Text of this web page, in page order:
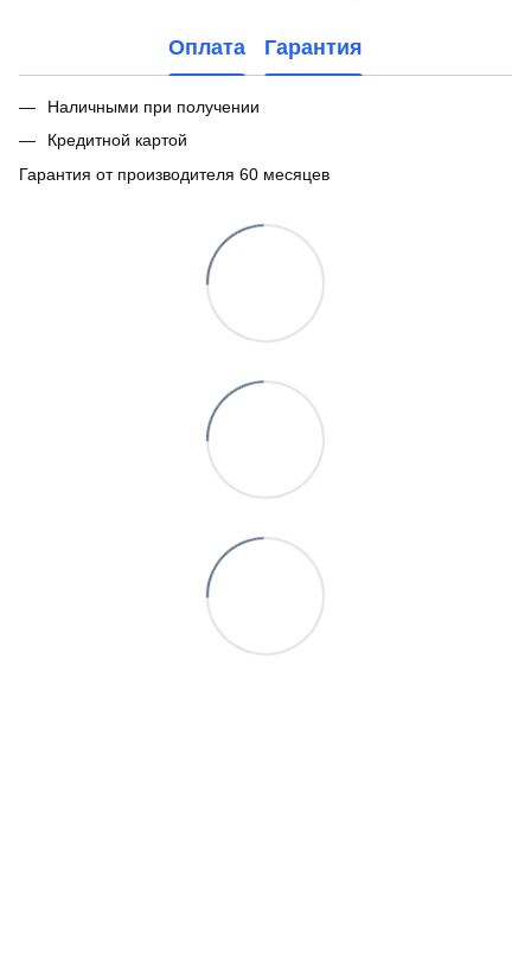
Оплата Гарантия
Наличными при получении
Кредитной картой
Гарантия от производителя 60 месяцев